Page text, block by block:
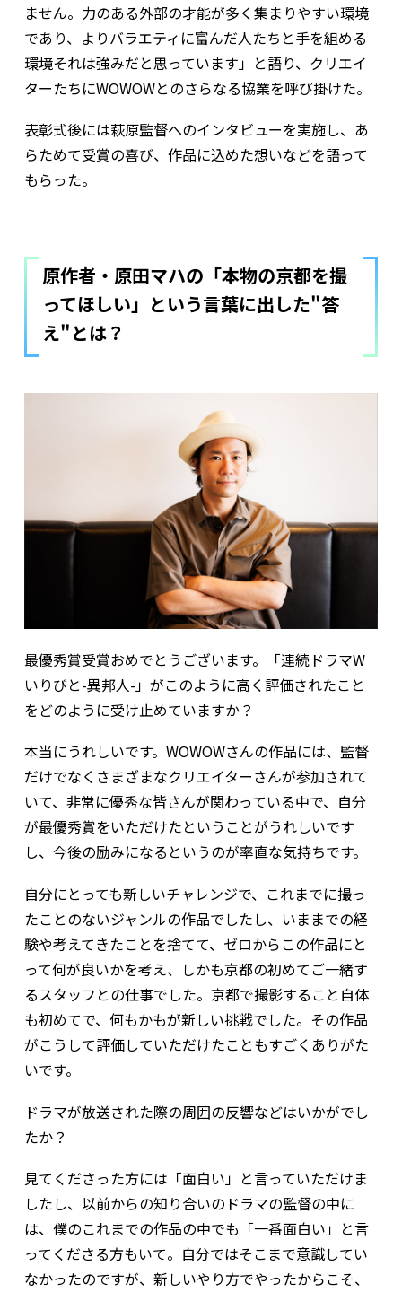
ません。力のある外部の才能が多く集まりやすい環境
であり、よりバラエティに富んだ人たちと手を組める
環境――それは強みだと思っています」と語り、クリエイ
ターたちにWOWOWとのさらなる協業を呼び掛けた。
表彰式後には萩原監督へのインタビューを実施し、あ
らためて受賞の喜び、作品に込めた想いなどを語って
もらった。
原作者・原田マハの「本物の京都を撮
ってほしい」という言葉に出した"答
え"とは――？
――最優秀賞受賞おめでとうございます。「連続ドラマW
いりびと-異邦人-」がこのように高く評価されたこと
をどのように受け止めていますか？
本当にうれしいです。WOWOWさんの作品には、監督
だけでなくさまざまなクリエイターさんが参加されて
いて、非常に優秀な皆さんが関わっている中で、自分
が最優秀賞をいただけたということがうれしいです
し、今後の励みになるというのが率直な気持ちです。
自分にとっても新しいチャレンジで、これまでに撮っ
たことのないジャンルの作品でしたし、いままでの経
験や考えてきたことを捨てて、ゼロからこの作品にと
って何が良いかを考え、しかも京都の初めてご一緒す
るスタッフとの仕事でした。京都で撮影すること自体
も初めてで、何もかもが新しい挑戦でした。その作品
がこうして評価していただけたこともすごくありがた
いです。
――ドラマが放送された際の周囲の反響などはいかがでし
たか？
見てくださった方には「面白い」と言っていただけま
したし、以前からの知り合いのドラマの監督の中に
は、僕のこれまでの作品の中でも「一番面白い」と言
ってくださる方もいて。自分ではそこまで意識してい
なかったのですが、新しいやり方でやったからこそ、